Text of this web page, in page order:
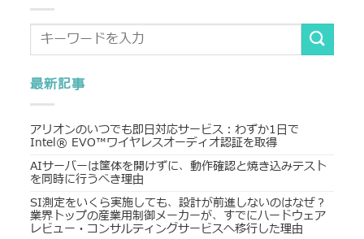
最新記事
アリオンのいつでも即日対応サービス：わずか1日で
Intel® EVO™ワイヤレスオーディオ認証を取得
AIサーバーは筐体を開けずに、動作確認と焼き込みテスト
を同時に行うべき理由
SI測定をいくら実施しても、設計が前進しないのはなぜ？
業界トップの産業用制御メーカーが、すでにハードウェア
レビュー・コンサルティングサービスへ移行した理由